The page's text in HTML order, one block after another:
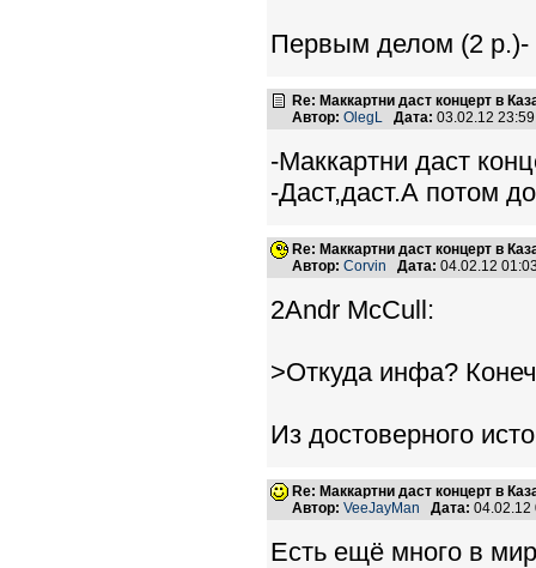
Первым делом (2 р.)-
Re: Маккартни даст концерт в
Автор: OlegL Дата: 03.02.12
-Маккартни даст
-Даст,даст.А потом
Re: Маккартни даст концерт в
Автор: Corvin Дата: 04.02.12
2Andr McCull:
>Откуда инфа?
Из достоверного
Re: Маккартни даст концерт в
Автор: VeeJayMan Дата:
Есть ещё много в